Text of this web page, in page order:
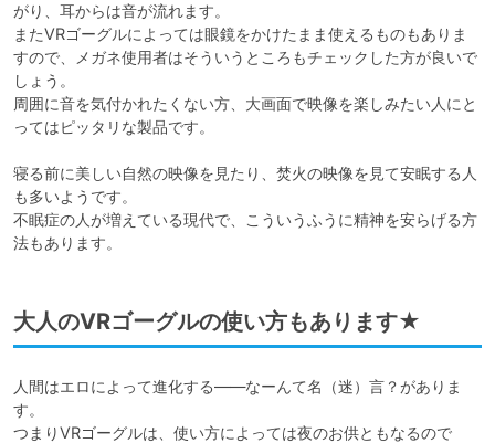
がり、耳からは音が流れます。
またVRゴーグルによっては眼鏡をかけたまま使えるものもありま
すので、メガネ使用者はそういうところもチェックした方が良いで
しょう。
周囲に音を気付かれたくない方、大画面で映像を楽しみたい人にと
ってはピッタリな製品です。
寝る前に美しい自然の映像を見たり、焚火の映像を見て安眠する人
も多いようです。
不眠症の人が増えている現代で、こういうふうに精神を安らげる方
大人のVRゴーグルの使い方もあります★
人間はエロによって進化する――なーんて名（迷）言？がありま
す。
つまりVRゴーグルは、使い方によっては夜のお供ともなるので